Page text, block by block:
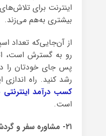
اینترنت برای
بیشتری به‌هم می‌زند.
از آن‌جایی‌که تعداد
رو به گسترش است،
پس جای خودتان را
رشد کنید. راه
کسب درآمد
است.
۲۱- مشاوره‌ سفر و گردشگری